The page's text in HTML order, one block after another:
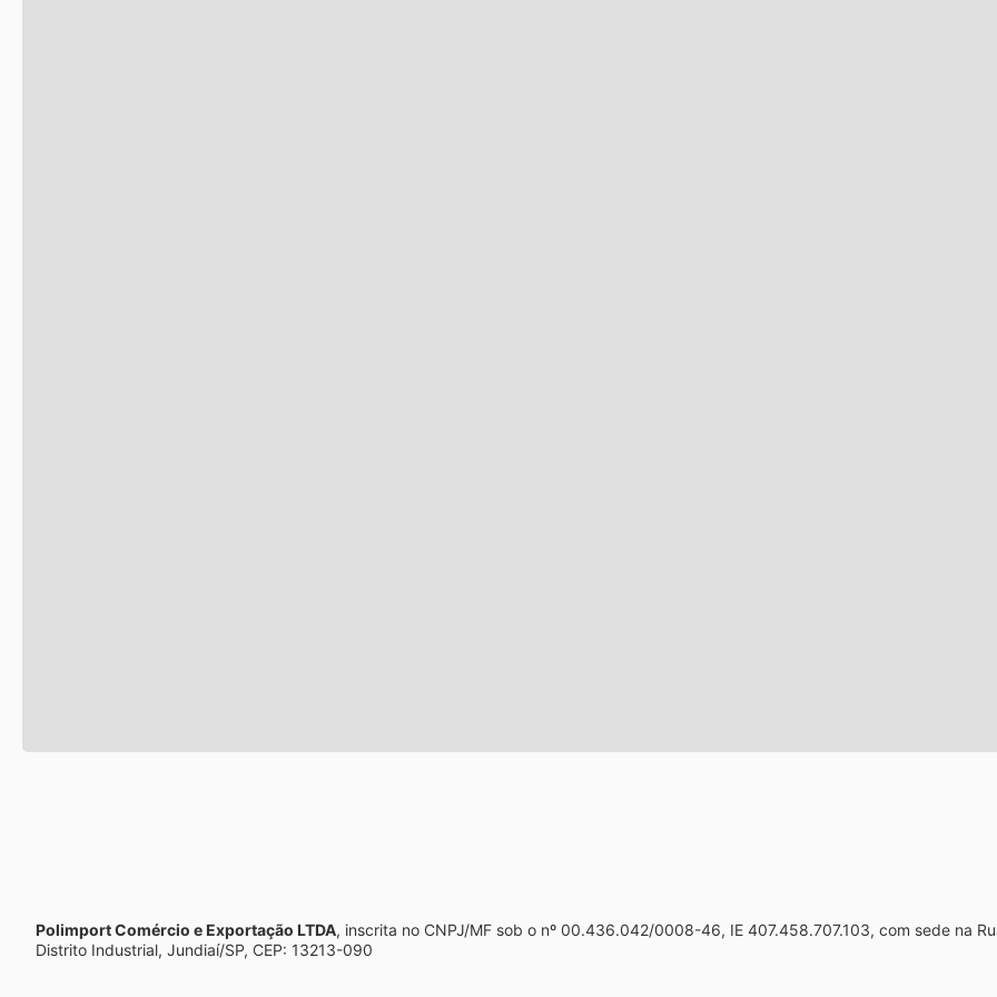
Polimport Comércio e Exportação LTDA, inscrita no CNPJ/MF sob o nº 00.436.042/0008-46, IE 407.458.707.103, com sede na
Distrito Industrial, Jundiaí/SP, CEP: 13213-090